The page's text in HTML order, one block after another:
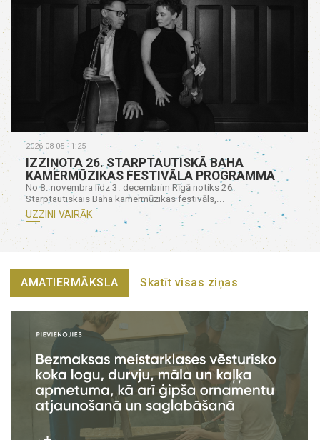
2026-08-05 11:25
IZZIŅOTA 26. STARPTAUTISKĀ BAHA
KAMERMŪZIKAS FESTIVĀLA PROGRAMMA
No 8. novembra līdz 3. decembrim Rīgā notiks 26.
Starptautiskais Baha kamermūzikas festivāls,...
UZZINI VAIRĀK
AMATIERMĀKSLA Skatīt visas ziņas